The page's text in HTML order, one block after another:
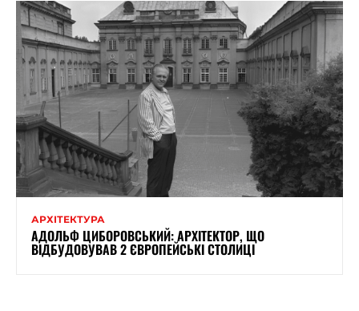
АРХІТЕКТУРА
АДОЛЬФ ЦИБОРОВСЬКИЙ: АРХІТЕКТОР, ЩО
ВІДБУДОВУВАВ 2 ЄВРОПЕЙСЬКІ СТОЛИЦІ